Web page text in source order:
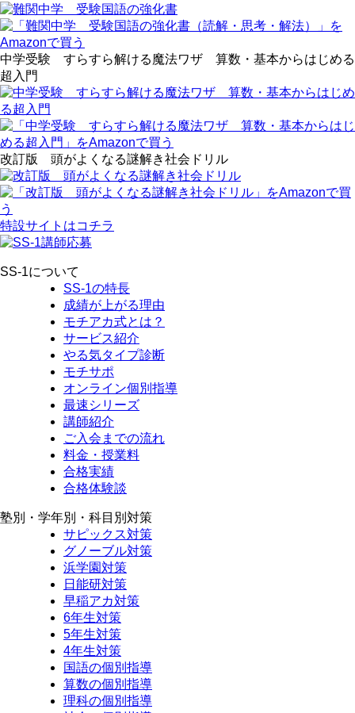
中学受験 すらすら解ける魔法ワザ 算数・基本からはじめる
超入門
改訂版 頭がよくなる謎解き社会ドリル
特設サイトはコチラ
SS-1について
SS-1の特長
成績が上がる理由
モチアカ式とは？
サービス紹介
やる気タイプ診断
モチサポ
オンライン個別指導
最速シリーズ
講師紹介
ご入会までの流れ
料金・授業料
合格実績
合格体験談
塾別・学年別・科目別対策
サピックス対策
グノーブル対策
浜学園対策
日能研対策
早稲アカ対策
6年生対策
5年生対策
4年生対策
国語の個別指導
算数の個別指導
理科の個別指導